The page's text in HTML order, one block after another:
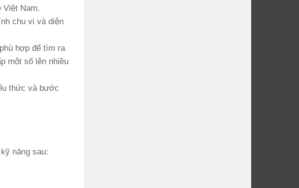
Việt Nam.
chu vi và diện
hợp để tìm ra
một số lên nhiều
thức và bước
năng sau: